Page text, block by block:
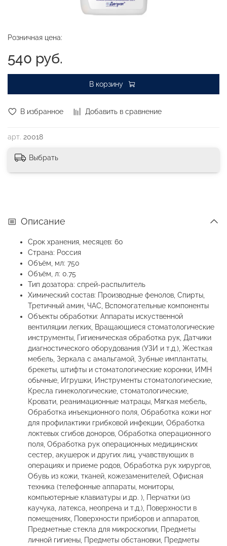
В избранное Добавить в сравнение
арт. 20018
Розничная цена:
540 руб.
В корзину
Выбрать
Описание
Срок хранения, месяцев: 60
Страна: Россия
Объём, мл: 750
Объём, л: 0.75
Тип дозатора: спрей-распылитель
Химический состав: Производные фенолов, Спирты,
Третичный амин, ЧАС, Вспомогательные компоненты
Объекты обработки: Аппараты искуственной
вентиляции легких, Вращающиеся стоматологические
инструменты, Гигиеническая обработка рук, Датчики
диагностического оборудования (УЗИ и т.д.), Жесткая
мебель, Зеркала с амальгамой, Зубные имплантаты,
брекеты, штифты и стоматологические коронки, ИМН
обычные, Игрушки, Инструменты стоматологические,
Кресла гинекологические, стоматологические,
Кровати, реанимационные матрацы, Мягкая мебель,
Обработка инъекционного поля, Обработка кожи ног
для профилактики грибковой инфекции, Обработка
локтевых сгибов доноров, Обработка операционного
поля, Обработка рук операционных медицинских
сестер, акушерок и других лиц, учавствующих в
операциях и приеме родов, Обработка рук хирургов,
Обувь из кожи, тканей, кожезаменителей, Офисная
техника (телефонные аппараты, мониторы,
компьютерные клавиатуры и др. ), Перчатки (из
каучука, латекса, неопрена и т.д.), Поверхности в
помещениях, Поверхности приборов и аппаратов,
Предметные стекла для микроскопии, Предметы
личной гигиены, Предметы обстановки, Предметы